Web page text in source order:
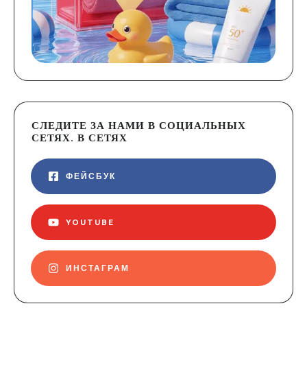
СЛЕДИТЕ ЗА НАМИ В СОЦИАЛЬНЫХ
СЕТЯХ. В СЕТЯХ
ФЕЙСБУК
YOUTUBE
ИНСТАГРАМ